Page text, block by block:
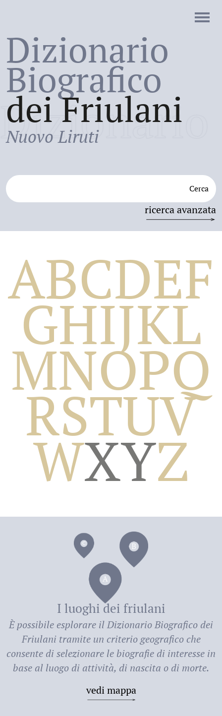
Dizionario
Biografico
dei Friulani
Nuovo Liruti
Cerca
ricerca avanzata
Dizionario
Biografico
dei
ABCDEF
GHIJKL
MNOPQ
RSTUV
WXYZ
I luoghi dei friulani
È possibile esplorare ilDizionario Biografico dei
Friulani tramite un criterio geografico che
consente di selezionare le biografie di interesse in
base al luogo di attività, di nascita o di morte.
vedi mappa